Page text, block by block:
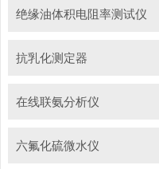
绝缘油体积电阻率测试仪
抗乳化测定器
在线联氨分析仪
六氟化硫微水仪